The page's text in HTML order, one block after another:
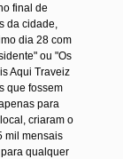
final de
da cidade,
dia 28 com
ou "Os
Aqui Traveiz
que fossem
para
criaram o
mil mensais
qualquer